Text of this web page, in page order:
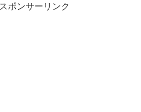
スポンサーリンク